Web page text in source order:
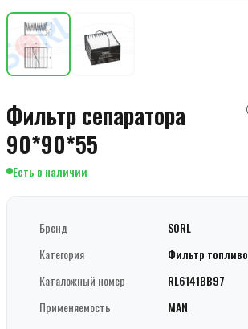
Фильтр сепаратора
90*90*55
Есть в наличии
Бренд SORL
Категория
Фильтр топливо
Каталожный номер
RL6141BB97
Применяемость
MAN